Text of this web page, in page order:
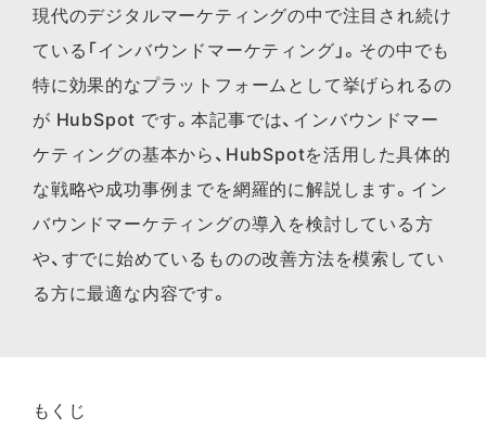
現代のデジタルマーケティングの中で注目され続け
ている「インバウンドマーケティング」。その中でも
特に効果的なプラットフォームとして挙げられるの
が HubSpot です。本記事では、インバウンドマー
ケティングの基本から、HubSpotを活用した具体的
な戦略や成功事例までを網羅的に解説します。イン
バウンドマーケティングの導入を検討している方
や、すでに始めているものの改善方法を模索してい
る方に最適な内容です。
もくじ